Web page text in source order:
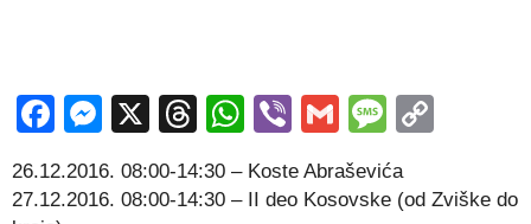
Facebook
Messenger
X Threads
WhatsApp
ViberGmail
26.12.2016. 08:00-14:30 – Koste Abraševića
27.12.2016. 08:00-14:30 – II deo Kosovske (od Zviške do